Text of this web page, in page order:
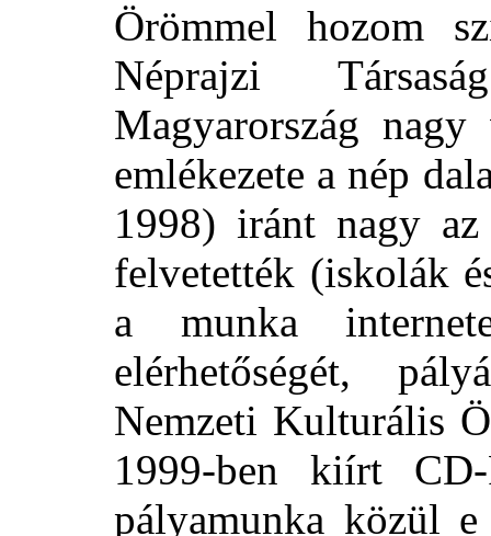
Örömmel hozom
Néprajzi
Magyarország nagy
emlékezete a nép
1998) iránt nagy
felvetették (iskolák
a munka
elérhetőségét,
Nemzeti Kulturális
1999-ben kiírt
pályamunka közül